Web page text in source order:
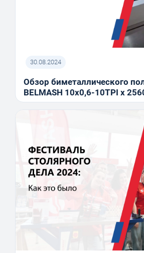
30.08.2024
Обзор биметаллического
BELMASH 10x0,6-10TPI x